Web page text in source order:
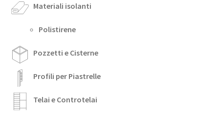
Materiali isolanti
Polistirene
Pozzetti e Cisterne
Profili per Piastrelle
Telai e Controtelai